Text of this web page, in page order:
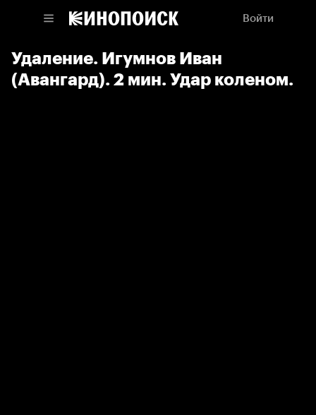
Войти
Удаление. Игумнов Иван
(Авангард). 2 мин. Удар коленом.